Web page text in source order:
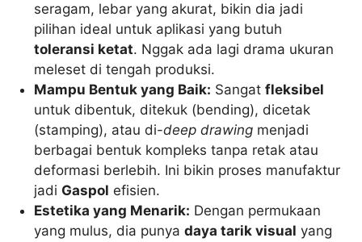
seragam, lebar yang akurat, bikin dia jadi
pilihan ideal untuk aplikasi yang butuh
toleransi ketat. Nggak ada lagi drama ukuran
meleset di tengah produksi.
Mampu Bentuk yang Baik: Sangatfleksibel
untuk dibentuk, ditekuk (bending), dicetak
(stamping), atau di-deep drawing menjadi
berbagai bentuk kompleks tanpa retak atau
deformasi berlebih. Ini bikin proses manufaktur
jadi Gaspol efisien.
Estetika yang Menarik: Dengan permukaan
yang mulus, dia punyadaya tarik visual yang